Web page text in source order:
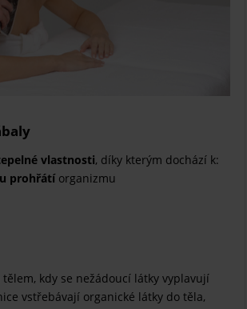
vlastnosti, díky kterým dochází k:
prohřátíorganizmu
kdy se nežádoucí látky vyplavují
vstřebávají organické látky do těla,